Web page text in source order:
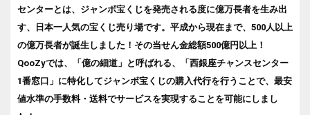
センターとは、ジャンボ宝くじを発売される度に億万長者を生み出
す、日本一人気の宝くじ売り場です。平成から現在まで、500人以上
の億万長者が誕生しました！その当せん金総額500億円以上！
QooZyでは、「億の細道」と呼ばれる、「西銀座チャンスセンター
1番窓口」に特化してジャンボ宝くじの購入代行を行うことで、最安
値水準の手数料・送料でサービスを実現することを可能にしまし